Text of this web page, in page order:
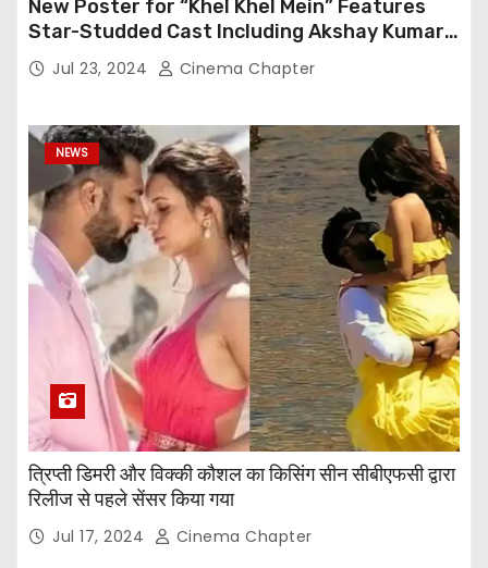
New Poster for “Khel Khel Mein” Features
Star-Studded Cast Including Akshay Kumar,
Taapsee Pannu, Fardeen Khan, and More
Jul 23, 2024 Cinema Chapter
NEWS
त्रिप्ती डिमरी और विक्की कौशल का किसिंग सीन सीबीएफसी द्वारा
रिलीज से पहले सेंसर किया गया
Jul 17, 2024 Cinema Chapter